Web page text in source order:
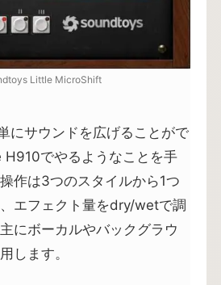
Little MicroShift
にサウンドを広げることがで
H910でやるようなことを手
作は3つのスタイルから1つ
エフェクト量をdry/wetで調
にボーカルやバックグラウ
します。